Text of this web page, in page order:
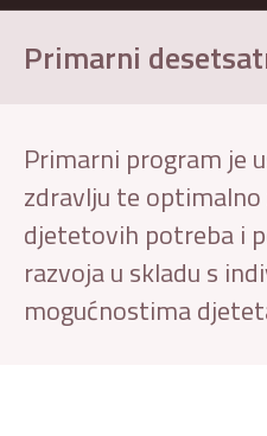
Primarni
Primarni program je
zdravlju te
djetetovih potreba i
razvoja u skladu s
mogućnostima